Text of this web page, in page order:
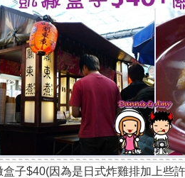
盒子$40(因為是日式炸雞排加上些